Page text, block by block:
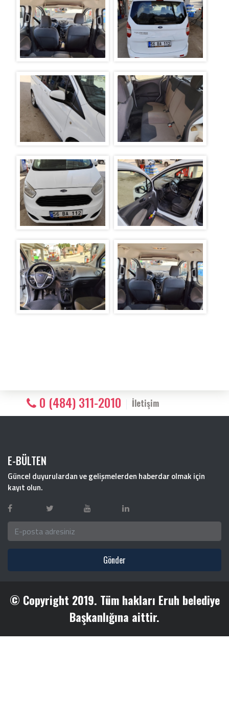
0 (484) 311-2010 İletişim
E-BÜLTEN
Güncel duyurulardan ve gelişmelerden haberdar olmak için
kayıt olun.
Gönder
© Copyright 2019. Tüm hakları Eruh belediye
Başkanlığına aittir.